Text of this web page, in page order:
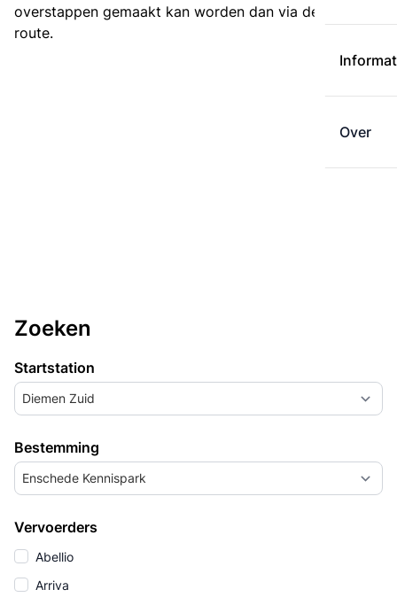
Over
overstappen gemaakt kan worden dan via de kortste
route.
Zoeken
Startstation
Diemen Zuid
Bestemming
Enschede Kennispark
Vervoerders
Abellio
Arriva